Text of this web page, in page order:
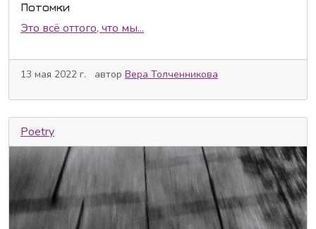
Потомки
Это всё оттого, что мы...
13 мая 2022 г. автор Вера Толченникова
Poetry